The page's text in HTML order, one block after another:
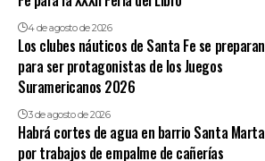
4 de agosto de 2026
Los clubes náuticos de Santa Fe se preparan
para ser protagonistas de los Juegos
Suramericanos 2026
3 de agosto de 2026
Habrá cortes de agua en barrio Santa Marta
por trabajos de empalme de cañerías